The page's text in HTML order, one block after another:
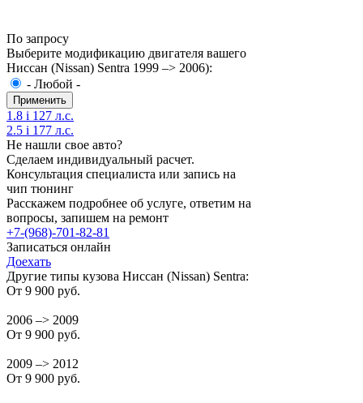
По запросу
Выберите модификацию двигателя вашего
Ниссан (Nissan) Sentra 1999 –> 2006):
- Любой -
1.8 i 127 л.с.
2.5 i 177 л.с.
Не нашли свое авто?
Сделаем индивидуальный расчет.
Консультация специалиста или запись на
чип тюнинг
Расскажем подробнее об услуге, ответим на
вопросы, запишем на ремонт
+7-(968)-701-82-81
Записаться онлайн
Доехать
Другие типы кузова Ниссан (Nissan) Sentra:
От 9 900 руб.
2006 –> 2009
От 9 900 руб.
2009 –> 2012
От 9 900 руб.